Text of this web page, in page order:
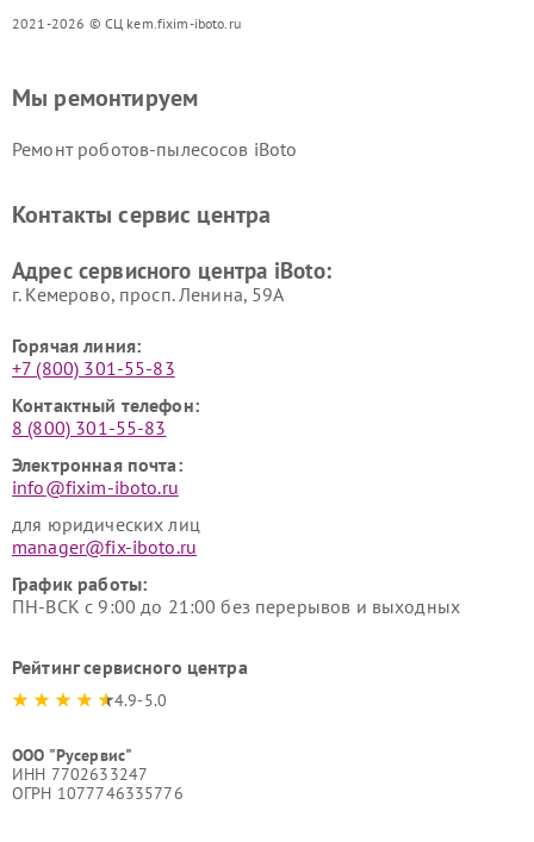
2021-2026 © СЦ kem.fixim-iboto.ru
Мы ремонтируем
Ремонт роботов-пылесосов iBoto
Контакты сервис центра
Адрес сервисного центра iBoto:
г. Кемерово, просп. Ленина, 59А
Горячая линия:
+7 (800) 301-55-83
Контактный телефон:
8 (800) 301-55-83
Электронная почта:
info@fixim-iboto.ru
для юридических лиц
manager@fix-iboto.ru
График работы:
ПН-ВСК с 9:00 до 21:00 без перерывов и выходных
Рейтинг сервисного центра
4.9-5.0
ООО "Русервис"
ИНН 7702633247
ОГРН 1077746335776